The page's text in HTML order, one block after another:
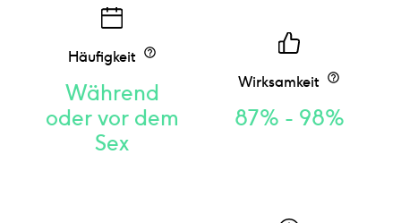
Häufigkeit
Während
oder vor dem
Sex
Wirksamkeit
87% - 98%